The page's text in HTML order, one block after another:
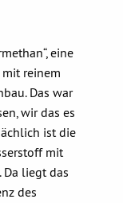
eine
reinem
Das war
wir das es
ist die
mit
liegt das
des